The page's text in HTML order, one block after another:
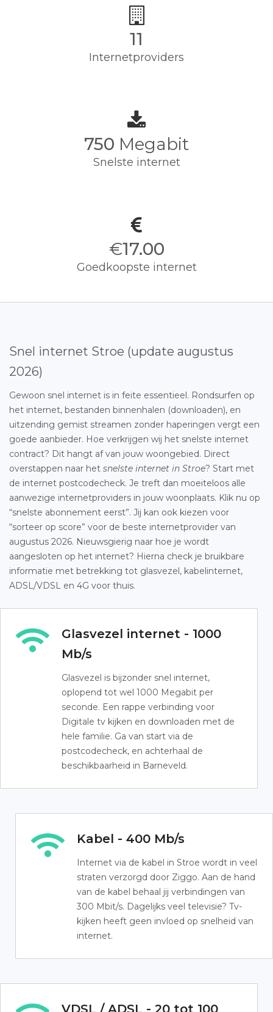
11
Internetproviders
750 Megabit
Snelste internet
€17.00
Goedkoopste internet
Snel internet Stroe (update augustus
2026)
Gewoon snel internet is in feite essentieel. Rondsurfen op
het internet, bestanden binnenhalen (downloaden), en
uitzending gemist streamen zonder haperingen vergt een
goede aanbieder. Hoe verkrijgen wij het snelste internet
contract? Dit hangt af van jouw woongebied. Direct
overstappen naar het snelste internet in Stroe? Start met
de internet postcodecheck. Je treft dan moeiteloos alle
aanwezige internetproviders in jouw woonplaats. Klik nu op
“snelste abonnement eerst”. Jij kan ook kiezen voor
“sorteer op score” voor de beste internetprovider van
augustus 2026. Nieuwsgierig naar hoe je wordt
aangesloten op het internet? Hierna check je bruikbare
informatie met betrekking tot glasvezel, kabelinternet,
ADSL/VDSL en 4G voor thuis.
Glasvezel internet - 1000
Mb/s
Glasvezel is bijzonder snel internet,
oplopend tot wel 1000 Megabit per
seconde. Een rappe verbinding voor
Digitale tv kijken en downloaden met de
hele familie. Ga van start via de
postcodecheck, en achterhaal de
beschikbaarheid in Barneveld.
Kabel - 400 Mb/s
Internet via de kabel in Stroe wordt in veel
straten verzorgd door Ziggo. Aan de hand
van de kabel behaal jij verbindingen van
300 Mbit/s. Dagelijks veel televisie? Tv-
kijken heeft geen invloed op snelheid van
internet.
VDSL / ADSL - 20 tot 100